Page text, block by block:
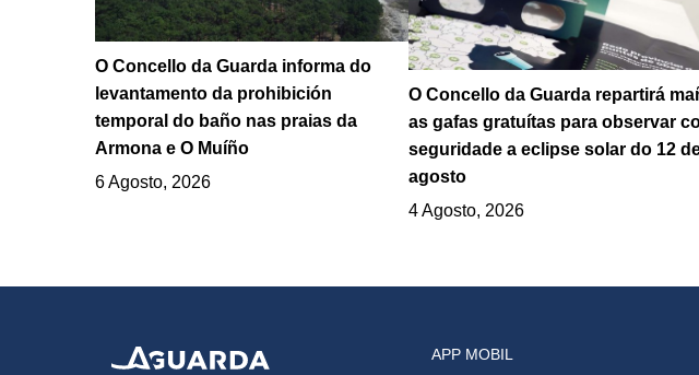
O Concello da Guarda informa do
levantamento da prohibición
temporal do baño nas praias da
Armona e O Muíño
6 Agosto, 2026
O Concello da Guarda repartirá
as gafas gratuítas para observar
seguridade a eclipse solar do 12
agosto
4 Agosto, 2026
APP MOBIL